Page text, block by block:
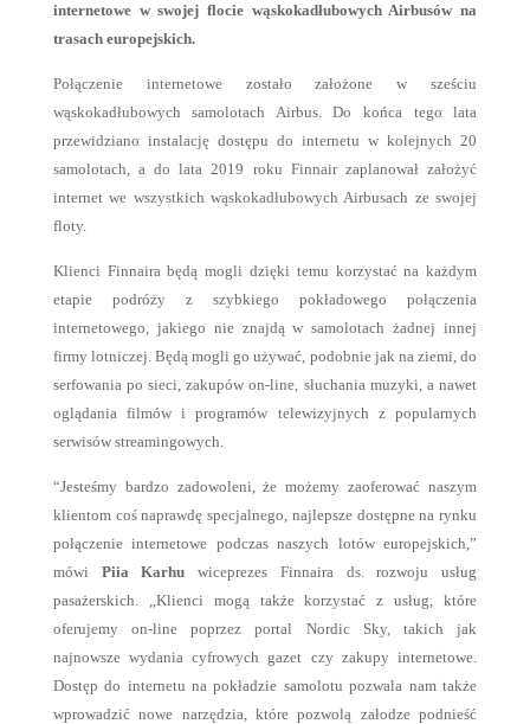
internetowe w swojej flocie wąskokadłubowych Airbusów na
trasach europejskich.
Połączenie internetowe zostało założone w sześciu
wąskokadłubowych samolotach Airbus. Do końca tego lata
przewidziano instalację dostępu do internetu w kolejnych 20
samolotach, a do lata 2019 roku Finnair zaplanował założyć
internet we wszystkich wąskokadłubowych Airbusach ze swojej
floty.
Klienci Finnaira będą mogli dzięki temu korzystać na każdym
etapie podróży z szybkiego pokładowego połączenia
internetowego, jakiego nie znajdą w samolotach żadnej innej
firmy lotniczej. Będą mogli go używać, podobnie jak na ziemi, do
serfowania po sieci, zakupów on-line, słuchania muzyki, a nawet
oglądania filmów i programów telewizyjnych z popularnych
serwisów streamingowych.
“Jesteśmy bardzo zadowoleni, że możemy zaoferować naszym
klientom coś naprawdę specjalnego, najlepsze dostępne na rynku
połączenie internetowe podczas naszych lotów europejskich,”
mówi Piia Karhuwiceprezes Finnaira ds. rozwoju usług
pasażerskich. „Klienci mogą także korzystać z usług, które
oferujemy on-line poprzez portal Nordic Sky, takich jak
najnowsze wydania cyfrowych gazet czy zakupy internetowe.
Dostęp do internetu na pokładzie samolotu pozwala nam także
wprowadzić nowe narzędzia, które pozwolą załodze podnieść